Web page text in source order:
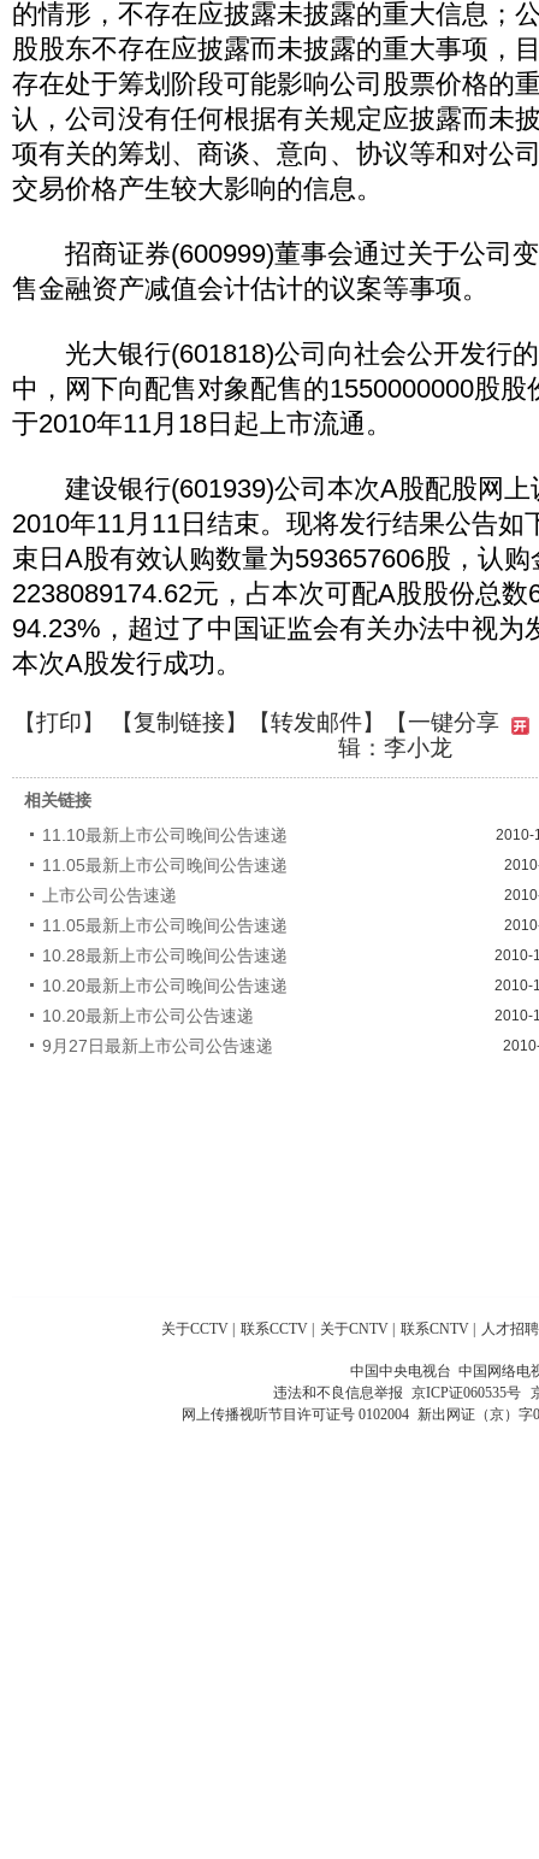
的情形，不存在应披露未披露的重大信息；
股股东不存在应披露而未披露的重大事项，
存在处于筹划阶段可能影响公司股票价格的
认，公司没有任何根据有关规定应披露而未
项有关的筹划、商谈、意向、协议等和对公
交易价格产生较大影响的信息。
招商证券(600999)董事会通过关于公司变
售金融资产减值会计估计的议案等事项。
光大银行(601818)公司向社会公开发行的
中，网下向配售对象配售的1550000000股股
于2010年11月18日起上市流通。
建设银行(601939)公司本次A股配股网上
2010年11月11日结束。现将发行结果公告如
束日A股有效认购数量为593657606股，认
2238089174.62元，占本次可配A股股份总数
94.23%，超过了中国证监会有关办法中视为
本次A股发行成功。
【打印】 【复制链接】【转发邮件】
【一键分享
辑：李小龙
相关链接
11.10最新上市公司晚间公告速递
2010-
11.05最新上市公司晚间公告速递
上市公司公告速递
11.05最新上市公司晚间公告速递
10.28最新上市公司晚间公告速递 2010-
10.20最新上市公司晚间公告速递 2010-
10.20最新上市公司公告速递 2010-
9月27日最新上市公司公告速递
关于CCTV | 联系CCTV | 关于CNTV | 联系CNTV | 人才招聘
中国中央电视台 中国网络电
违法和不良信息举报 京ICP证060535号
网上传播视听节目许可证号 0102004 新出网证（京）